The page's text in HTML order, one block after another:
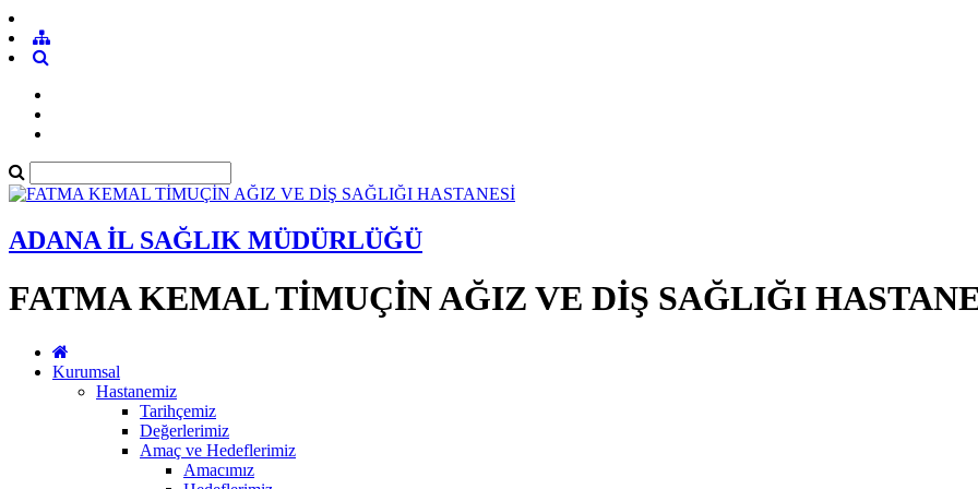
ADANA İL SAĞLIK MÜDÜRLÜĞÜ
FATMA KEMAL TİMUÇİN AĞIZ VE DİŞ SAĞLIĞI
Kurumsal
Hastanemiz
Tarihçemiz
Değerlerimiz
Amaç ve Hedeflerimiz
Amacımız